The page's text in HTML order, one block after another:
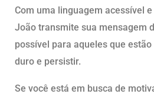
Com uma linguagem acessível
João transmite sua mensagem
possível para aqueles que
duro e persistir.
Se você está em busca de